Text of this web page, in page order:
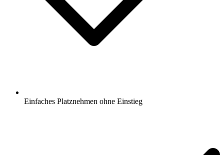
Einfaches Platznehmen ohne Einstieg